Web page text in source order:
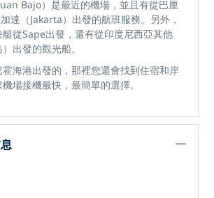
Bajo）是最近的機場，並且有從巴厘
達（Jakarta）出發的航班服務。另外，
從Sape出發，還有從印度尼西亞其他
出發的觀光船。
海港出發的，那裡您還會找到住宿和岸
場接機最快，最簡單的選擇。